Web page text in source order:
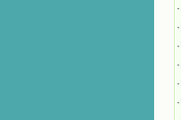
·
·
·
·
·
·